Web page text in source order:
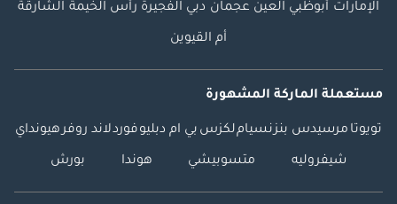
الإمارات أبوظبي العين عجمان دبي الفجيرة رأس الخيمة الشارقة
أم القيوين
مستعملة الماركة المشهورة
تويوتا مرسيدس بنزنسياملكزس بي ام دبليوفوردلاند روفرهيونداي
شيفروليه متسوبيشي هوندا بورش